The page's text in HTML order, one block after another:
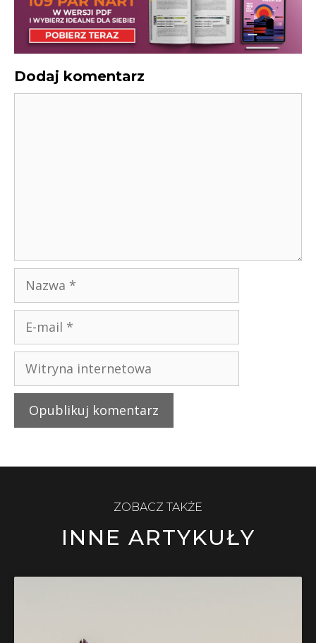
Dodaj komentarz
ZOBACZ TAKŻE
INNE ARTYKUŁY